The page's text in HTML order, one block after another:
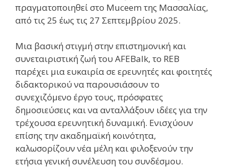
πραγματοποιηθεί στο Muceem της Μασσαλίας,
από τις 25 έως τις 27 Σεπτεμβρίου 2025.
Μια βασική στιγμή στην επιστημονική και
συνεταιριστική ζωή του AFEBalk, το REB
παρέχει μια ευκαιρία σε ερευνητές και φοιτητές
διδακτορικού να παρουσιάσουν το
συνεχιζόμενο έργο τους, πρόσφατες
δημοσιεύσεις και να ανταλλάξουν ιδέες για την
τρέχουσα ερευνητική δυναμική. Ενισχύουν
επίσης την ακαδημαϊκή κοινότητα,
καλωσορίζουν νέα μέλη και φιλοξενούν την
ετήσια γενική συνέλευση του συνδέσμου.